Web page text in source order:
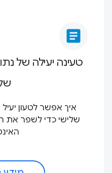
article
שלישי כדי לשפר את